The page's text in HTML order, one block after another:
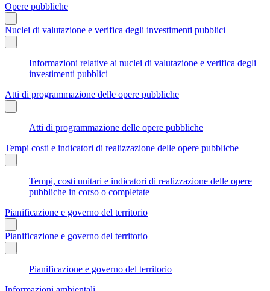
Opere pubbliche
Nuclei di valutazione e verifica degli investimenti pubblici
Informazioni relative ai nuclei di valutazione e verifica degli
investimenti pubblici
Atti di programmazione delle opere pubbliche
Atti di programmazione delle opere pubbliche
Tempi costi e indicatori di realizzazione delle opere pubbliche
Tempi, costi unitari e indicatori di realizzazione delle opere
pubbliche in corso o completate
Pianificazione e governo del territorio
Pianificazione e governo del territorio
Pianificazione e governo del territorio